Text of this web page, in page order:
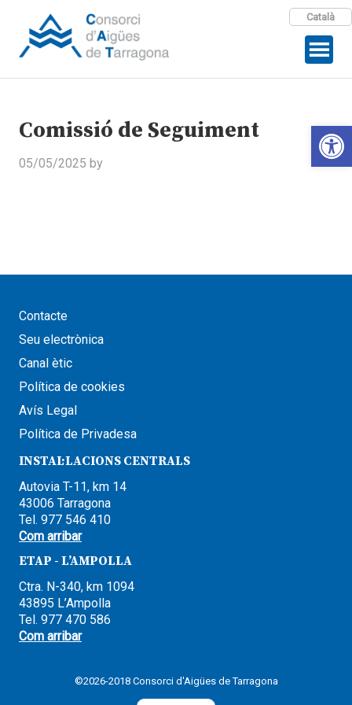
Català
Comissió de Seguiment
05/05/2025 by
Contacte
Seu electrònica
Canal ètic
Política de cookies
Avís Legal
Política de Privadesa
INSTAL·LACIONS CENTRALS
Autovia T-11, km 14
43006 Tarragona
Tel. 977 546 410
Com arribar
ETAP - L’AMPOLLA
Ctra. N-340, km 1094
43895 L’Ampolla
Tel. 977 470 586
Com arribar
©2026-2018 Consorci d'Aigües de Tarragona